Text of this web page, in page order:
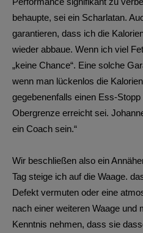
behaupte, sei ein Scharlatan.
garantieren, dass ich die
wieder abbaue. Wenn ich viel
„keine Chance“. Eine solche
wenn man lückenlos die
gegebenenfalls einen Ess-
Obergrenze erreicht sei.
ein Coach sein.“
Wir beschließen also ein
Tag steige ich auf die Waage.
Defekt vermuten oder eine
nach einer weiteren Waage und
Kenntnis nehmen, dass sie